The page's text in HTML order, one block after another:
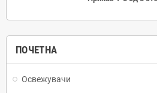
ПОЧЕТНА
Освежувачи